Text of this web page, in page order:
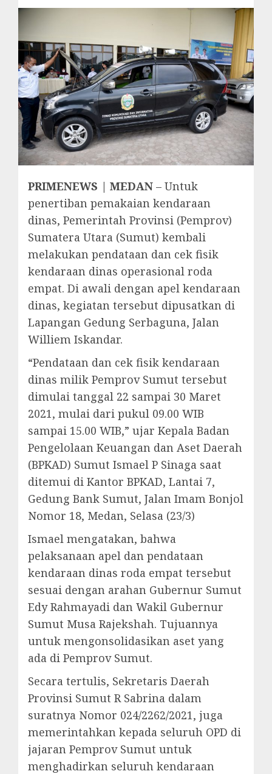
PRIMENEWS | MEDAN – Untuk
penertiban pemakaian kendaraan
dinas, Pemerintah Provinsi (Pemprov)
Sumatera Utara (Sumut) kembali
melakukan pendataan dan cek fisik
kendaraan dinas operasional roda
empat. Di awali dengan apel kendaraan
dinas, kegiatan tersebut dipusatkan di
Lapangan Gedung Serbaguna, Jalan
Williem Iskandar.
“Pendataan dan cek fisik kendaraan
dinas milik Pemprov Sumut tersebut
dimulai tanggal 22 sampai 30 Maret
2021, mulai dari pukul 09.00 WIB
sampai 15.00 WIB,” ujar Kepala Badan
Pengelolaan Keuangan dan Aset Daerah
(BPKAD) Sumut Ismael P Sinaga saat
ditemui di Kantor BPKAD, Lantai 7,
Gedung Bank Sumut, Jalan Imam Bonjol
Nomor 18, Medan, Selasa (23/3)
Ismael mengatakan, bahwa
pelaksanaan apel dan pendataan
kendaraan dinas roda empat tersebut
sesuai dengan arahan Gubernur Sumut
Edy Rahmayadi dan Wakil Gubernur
Sumut Musa Rajekshah. Tujuannya
untuk mengonsolidasikan aset yang
ada di Pemprov Sumut.
Secara tertulis, Sekretaris Daerah
Provinsi Sumut R Sabrina dalam
suratnya Nomor 024/2262/2021, juga
memerintahkan kepada seluruh OPD di
jajaran Pemprov Sumut untuk
menghadirkan seluruh kendaraan